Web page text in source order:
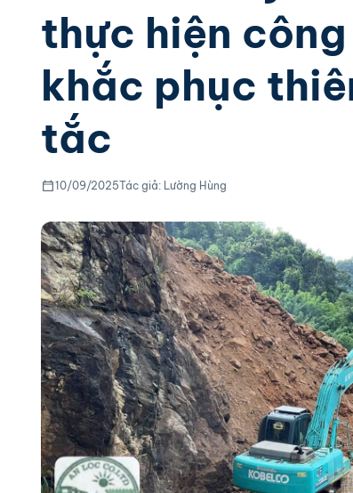
thực hiện
khắc phục
tắc
10/09/2025Tác giả: Lường Hùng